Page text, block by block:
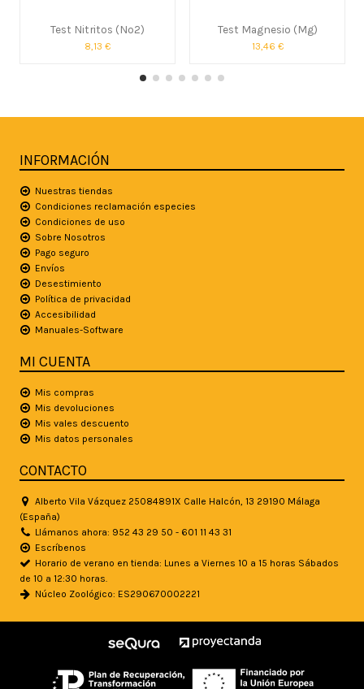
Test Nitritos (No2)
8,13 €
Test Magnesio (Mg)
13,46 €
INFORMACIÓN
Nuestras tiendas
Condiciones reclamación especies
Condiciones de uso
Sobre Nosotros
Pago seguro
Envíos
Desestimiento
Política de privacidad
Accesibilidad
Manuales-Software
MI CUENTA
Mis compras
Mis devoluciones
Mis vales descuento
Mis datos personales
CONTACTO
Alberto Vila Vázquez 25084891X Calle Halcón, 13 29190 Málaga
(España)
Llámanos ahora: 952 43 29 50 - 601 11 43 31
Escríbenos
Horario de verano en tienda: Lunes a Viernes 10 a 15 horas Sábados
de 10 a 12:30 horas.
Núcleo Zoológico: ES290670002221